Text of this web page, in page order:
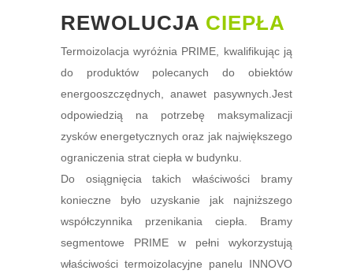
REWOLUCJA CIEPŁA
Termoizolacja wyróżnia PRIME, kwalifikując ją
do produktów polecanych do obiektów
energooszczędnych, anawet pasywnych.Jest
odpowiedzią na potrzebę maksymalizacji
zysków energetycznych oraz jak największego
ograniczenia strat ciepła w budynku.
Do osiągnięcia takich właściwości bramy
konieczne było uzyskanie jak najniższego
współczynnika przenikania ciepła. Bramy
segmentowe PRIME w pełni wykorzystują
właściwości termoizolacyjne panelu INNOVO